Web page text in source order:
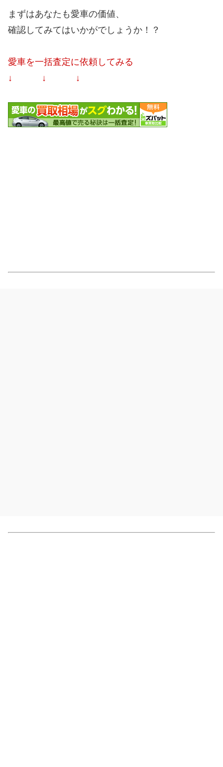
まずはあなたも愛車の価値、
確認してみてはいかがでしょうか！？
愛車を一括査定に依頼してみる
↓ ↓ ↓